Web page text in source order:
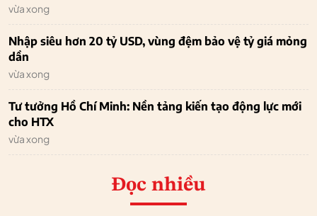
vừa xong
Nhập siêu hơn 20 tỷ USD, vùng đệm bảo vệ tỷ giá mỏng
dần
vừa xong
Tư tưởng Hồ Chí Minh: Nền tảng kiến tạo động lực mới
cho HTX
vừa xong
Đọc nhiều